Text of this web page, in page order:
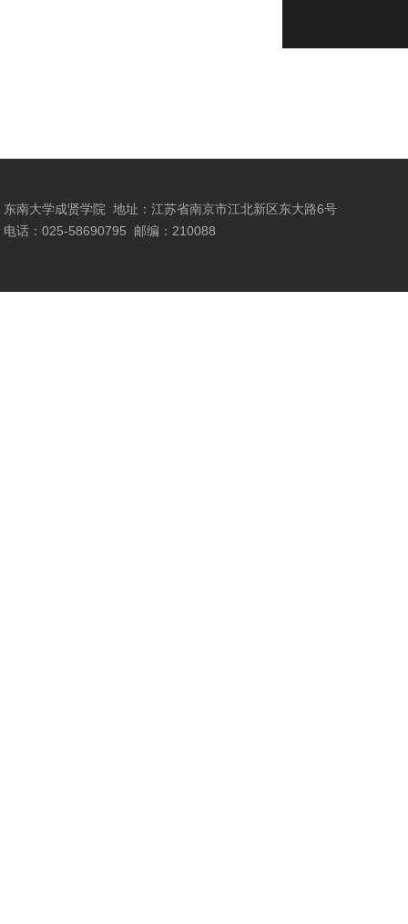
东南大学成贤学院 地址：江苏省南京市江北新区东大路6号
电话：025-58690795
邮编：210088